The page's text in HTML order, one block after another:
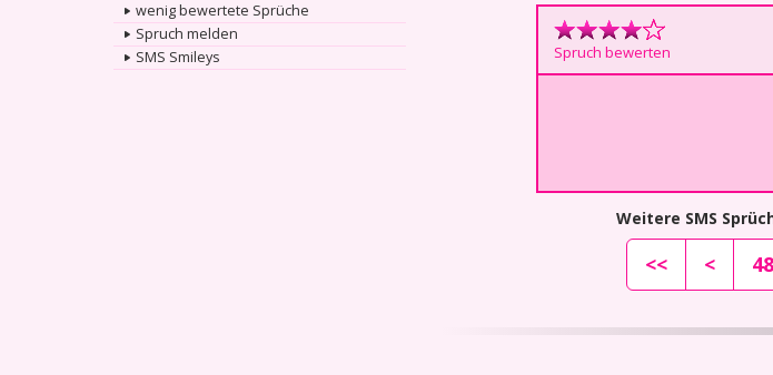
wenig bewertete Sprüche
Spruch melden
SMS Smileys
Spruch bewerten
Weitere SMS
<< < 48